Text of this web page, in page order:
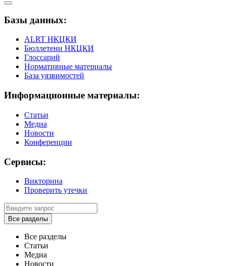
Базы данных:
ALRT НКЦКИ
Бюллетени НКЦКИ
Глоссарий
Нормативные материалы
База уязвимостей
Информационные материалы:
Статьи
Медиа
Новости
Конференции
Сервисы:
Викторина
Проверить утечки
Все разделы
Все разделы
Статьи
Медиа
Новости